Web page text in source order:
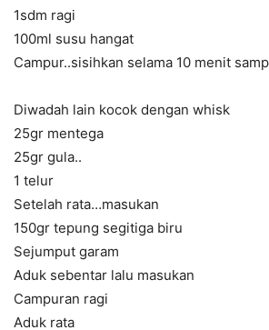
1sdm ragi
100ml susu hangat
Campur..sisihkan selama 10 menit
Diwadah lain kocok dengan whisk
25gr mentega
25gr gula..
1 telur
Setelah rata…masukan
150gr tepung segitiga biru
Sejumput garam
Aduk sebentar lalu masukan
Campuran ragi
Aduk rata